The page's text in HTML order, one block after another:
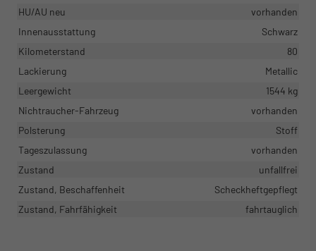
HU/AU neu
vorhanden
Innenausstattung
Schwarz
Kilometerstand
80
Lackierung
Metallic
Leergewicht
1544 kg
Nichtraucher-Fahrzeug
vorhanden
Polsterung
Stoff
Tageszulassung
vorhanden
Zustand
unfallfrei
Zustand, Beschaffenheit
Scheckheftgepflegt
Zustand, Fahrfähigkeit
fahrtauglich